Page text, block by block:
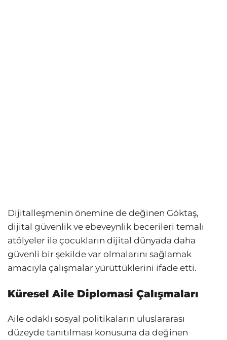
Dijitalleşmenin önemine de değinen Göktaş,
dijital güvenlik ve ebeveynlik becerileri temalı
atölyeler ile çocukların dijital dünyada daha
güvenli bir şekilde var olmalarını sağlamak
amacıyla çalışmalar yürüttüklerini ifade etti.
Küresel Aile Diplomasi Çalışmaları
Aile odaklı sosyal politikaların uluslararası
düzeyde tanıtılması konusuna da değinen